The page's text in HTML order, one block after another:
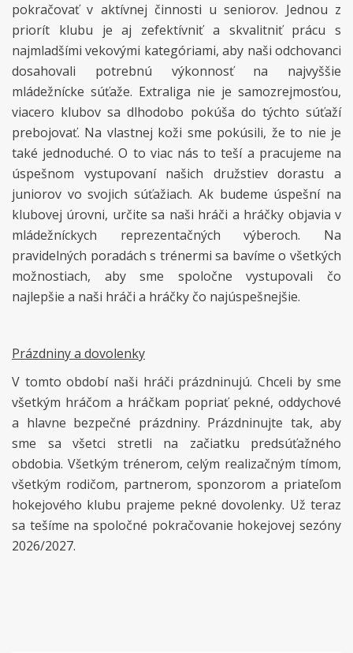
pokračovať v aktívnej činnosti u seniorov. Jednou z
priorít klubu je aj zefektívniť a skvalitniť prácu s
najmladšími vekovými kategóriami, aby naši odchovanci
dosahovali potrebnú výkonnosť na najvyššie
mládežnícke súťaže. Extraliga nie je samozrejmosťou,
viacero klubov sa dlhodobo pokúša do týchto súťaží
prebojovať. Na vlastnej koži sme pokúsili, že to nie je
také jednoduché. O to viac nás to teší a pracujeme na
úspešnom vystupovaní našich družstiev dorastu a
juniorov vo svojich súťažiach. Ak budeme úspešní na
klubovej úrovni, určite sa naši hráči a hráčky objavia v
mládežníckych reprezentačných výberoch. Na
pravidelných poradách s trénermi sa bavíme o všetkých
možnostiach, aby sme spoločne vystupovali čo
najlepšie a naši hráči a hráčky čo najúspešnejšie.
Prázdniny a dovolenky
V tomto období naši hráči prázdninujú. Chceli by sme
všetkým hráčom a hráčkam popriať pekné, oddychové
a hlavne bezpečné prázdniny. Prázdninujte tak, aby
sme sa všetci stretli na začiatku predsúťažného
obdobia. Všetkým trénerom, celým realizačným tímom,
všetkým rodičom, partnerom, sponzorom a priateľom
hokejového klubu prajeme pekné dovolenky. Už teraz
sa tešíme na spoločné pokračovanie hokejovej sezóny
2026/2027.